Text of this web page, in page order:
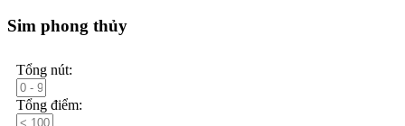
Sim phong thủy
Tổng nút:
Tổng điểm: